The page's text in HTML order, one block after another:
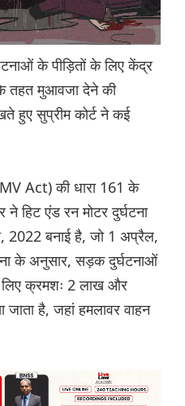
के पीड़ितों के लिए केंद्र
के तहत मुआवजा देने की
हुए सुप्रीम कोर्ट ने कई
Act) की धारा 161 के
एंड रन मोटर दुर्घटना
2022 बनाई है, जो 1 अप्रैल,
के अनुसार, सड़क दुर्घटनाओं
लिए क्रमशः 2 लाख और
है, जहां हमलावर वाहन